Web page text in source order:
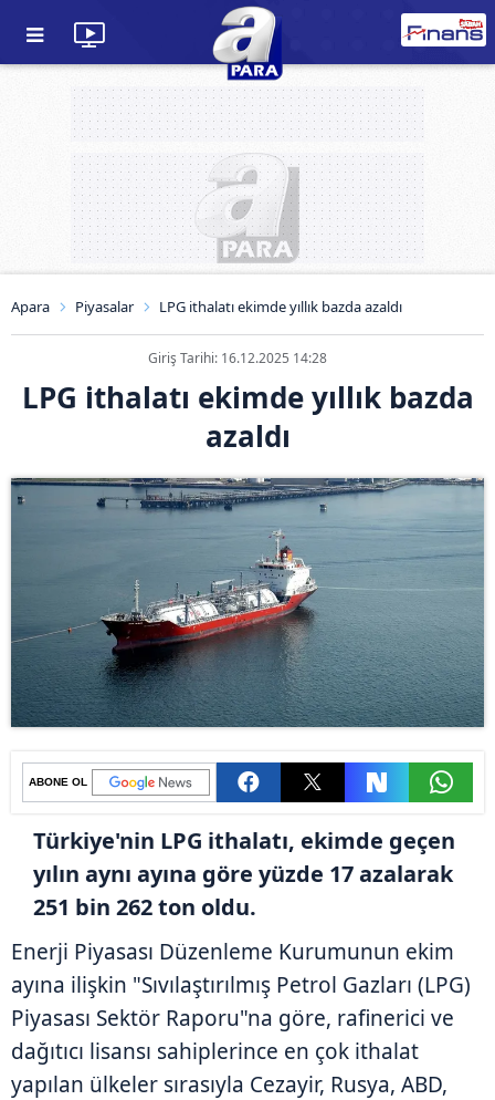
Apara Piyasalar LPG ithalatı ekimde yıllık bazda azaldı
Giriş Tarihi: 16.12.2025 14:28
LPG ithalatı ekimde yıllık bazda
azaldı
ABONE OL
Türkiye'nin LPG ithalatı, ekimde geçen
yılın aynı ayına göre yüzde 17 azalarak
251 bin 262 ton oldu.
Enerji Piyasası Düzenleme Kurumunun ekim
ayına ilişkin "Sıvılaştırılmış Petrol Gazları (LPG)
Piyasası Sektör Raporu"na göre, rafinerici ve
dağıtıcı lisansı sahiplerince en çok ithalat
yapılan ülkeler sırasıyla Cezayir, Rusya, ABD,